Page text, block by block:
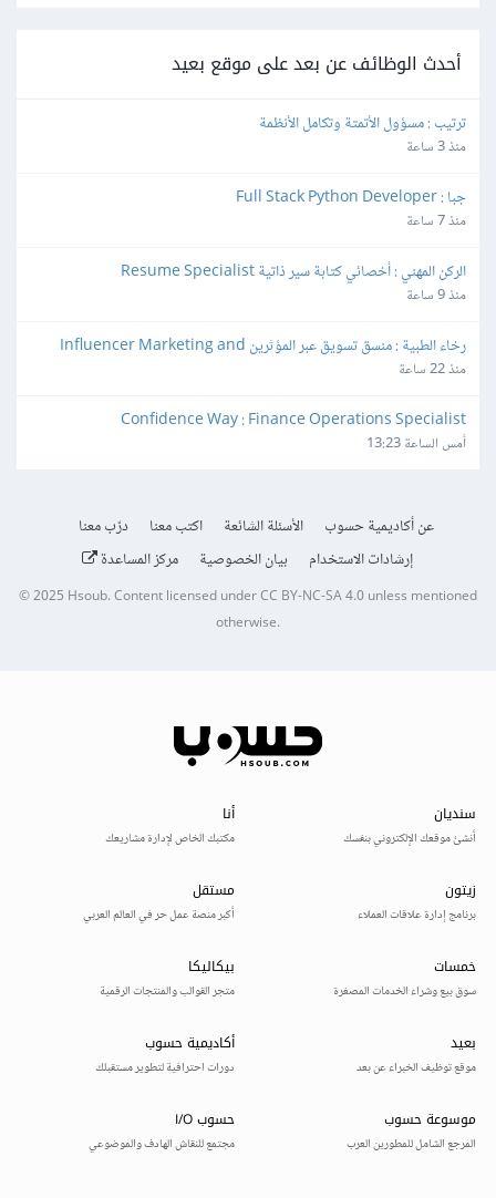
أحدث الوظائف عن بعد على موقع بعيد
ترتيب : مسؤول الأتمتة وتكامل الأنظمة
منذ 3 ساعة
جبا : Full Stack Python Developer
منذ 7 ساعة
الركن المهني : أخصائي كتابة سير ذاتية Resume Specialist
منذ 9 ساعة
Production Coordinator
منذ 22 ساعة
Confidence Way : Finance Operations Specialist
أمس الساعة 13:23
عن أكاديمية حسوب الأسئلة الشائعة اكتب معنا
درّب معنا
إرشادات الاستخدام
بيان الخصوصية مركز المساعدة
© 2025 Hsoub.Content licensed underCC BY-NC-SA 4.0unless mentioned
otherwise.